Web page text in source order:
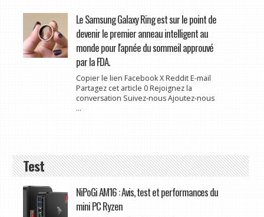
Le Samsung Galaxy Ring est sur le point de
devenir le premier anneau intelligent au
monde pour l'apnée du sommeil approuvé
par la FDA.
Copier le lien Facebook X Reddit E-mail
Partagez cet article 0 Rejoignez la
conversation Suivez-nous Ajoutez-nous
...
Test
NiPoGi AM16 : Avis, test et performances du
mini PC Ryzen